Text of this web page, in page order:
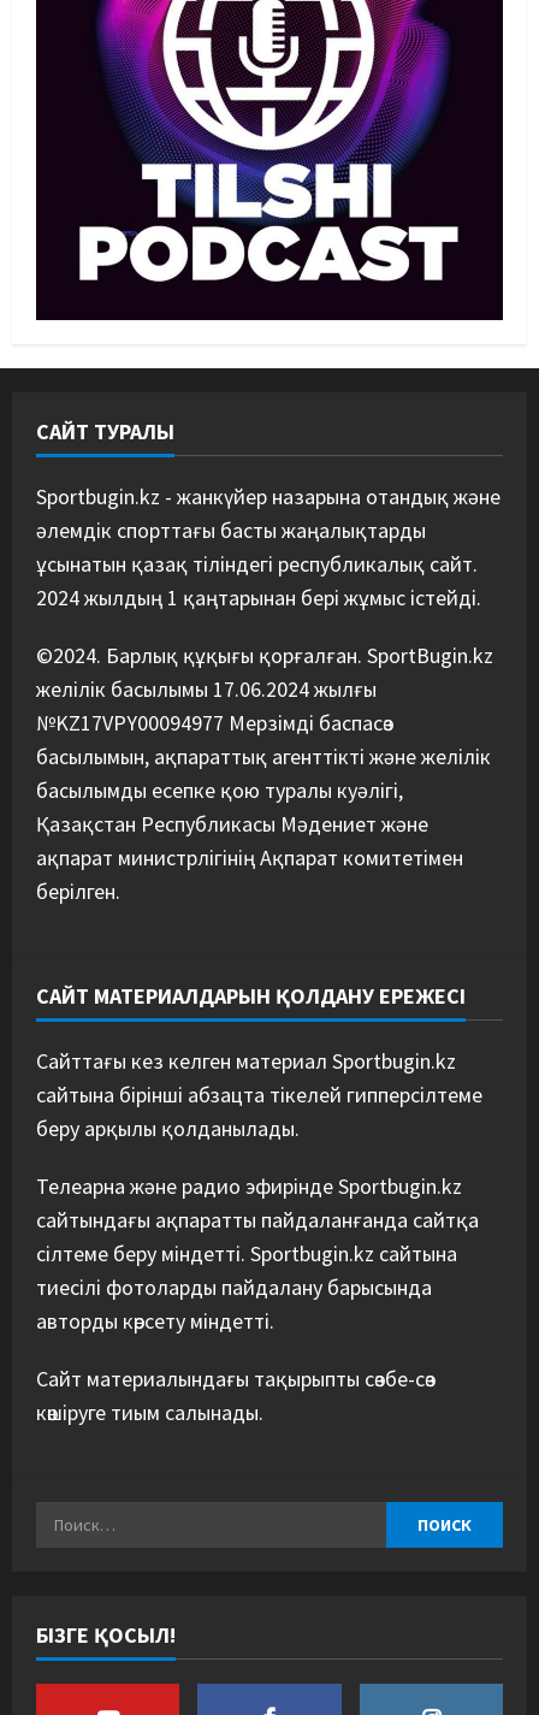
2
Лионель Мессидің әкесі қайтыс
болды
09/08/2026
Басты жаңалық Футбол
Дастан Сәтпаев «Челси» сапында
алғашқы трофейін жеңіп алды
09/08/2026
Қазақстандық MMA жауынгері
5
отырмыз”: Қырғызбаев
мәлімдеме жасады
САЙТ ТУРАЛЫ
Sportbugin.kz - жанкүйер назарына отандық және
әлемдік спорттағы басты жаңалықтарды
ұсынатын қазақ тіліндегі республикалық сайт.
2024 жылдың 1 қаңтарынан бері жұмыс істейді.
©2024. Барлық құқығы қорғалған. SportBugin.kz
желілік басылымы 17.06.2024 жылғы
№KZ17VPY00094977 Мерзімді баспасөз
басылымын, ақпараттық агенттікті және желілік
басылымды есепке қою туралы куәлігі,
Қазақстан Республикасы Мәдениет және
ақпарат министрлігінің Ақпарат комитетімен
берілген.
САЙТ МАТЕРИАЛДАРЫН ҚОЛДАНУ ЕРЕЖЕСІ
Сайттағы кез келген материал Sportbugin.kz
сайтына бірінші абзацта тікелей гипперсілтеме
беру арқылы қолданылады.
Телеарна және радио эфирінде Sportbugin.kz
сайтындағы ақпаратты пайдаланғанда сайтқа
сілтеме беру міндетті. Sportbugin.kz сайтына
тиесілі фотоларды пайдалану барысында
авторды көрсету міндетті.
Сайт материалындағы тақырыпты сөзбе-сөз
көшіруге тиым салынады.
БІЗГЕ ҚОСЫЛ!